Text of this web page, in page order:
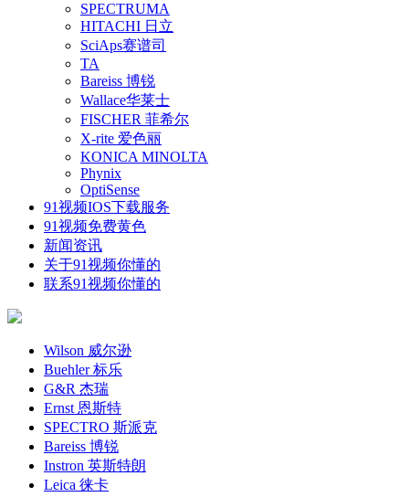
SPECTRUMA
HITACHI 日立
SciAps赛谱司
TA
Bareiss 博锐
Wallace华莱士
FISCHER 菲希尔
X-rite 爱色丽
KONICA MINOLTA
Phynix
OptiSense
91视频IOS下载服务
91视频免费黄色
新闻资讯
关于91视频你懂的
联系91视频你懂的
Wilson 威尔逊
Buehler 标乐
G&R 杰瑞
Ernst 恩斯特
SPECTRO 斯派克
Bareiss 博锐
Instron 英斯特朗
Leica 徕卡